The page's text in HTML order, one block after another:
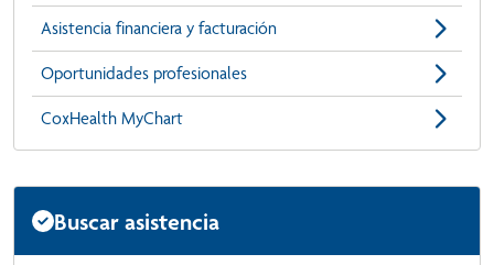
Asistencia financiera y facturación
Oportunidades profesionales
CoxHealth MyChart
Buscar asistencia